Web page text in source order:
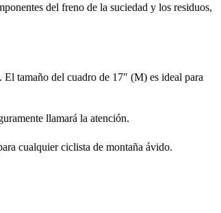
del freno de la suciedad y los residuos,
tamaño del cuadro de 17″ (M) es ideal para
llamará la atención.
cualquier ciclista de montaña ávido.